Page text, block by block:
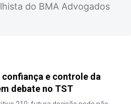
do BMA Advogados
confiança e controle da
debate no TST